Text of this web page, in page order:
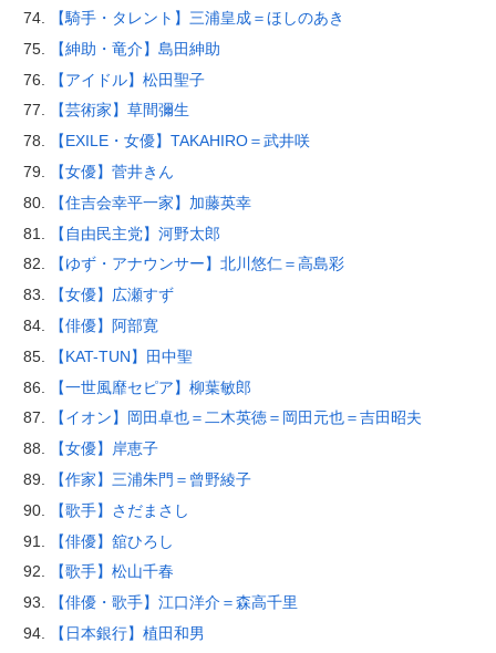
【騎手・タレント】三浦皇成＝ほしのあき
【紳助・竜介】島田紳助
【アイドル】松田聖子
【芸術家】草間彌生
【EXILE・女優】TAKAHIRO＝武井咲
【女優】菅井きん
【住吉会幸平一家】加藤英幸
【自由民主党】河野太郎
【ゆず・アナウンサー】北川悠仁＝高島彩
【女優】広瀬すず
【俳優】阿部寛
【KAT-TUN】田中聖
【一世風靡セピア】柳葉敏郎
【イオン】岡田卓也＝二木英徳＝岡田元也＝吉田昭夫
【女優】岸恵子
【作家】三浦朱門＝曾野綾子
【歌手】さだまさし
【俳優】舘ひろし
【歌手】松山千春
【俳優・歌手】江口洋介＝森高千里
【日本銀行】植田和男